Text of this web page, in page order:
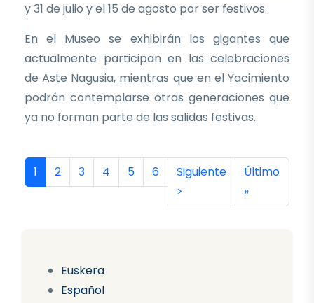
Euskera
Español
y 31 de julio y el 15 de agosto por ser festivos.
En el Museo se exhibirán los gigantes que
actualmente participan en las celebraciones
de Aste Nagusia, mientras que en el Yacimiento
podrán contemplarse otras generaciones que
ya no forman parte de las salidas festivas.
Paginación
Página actual
1 Página
2 Página
3 Página
4 Página
5 Página
6 Siguiente página
Siguiente
>
Última
Último
»